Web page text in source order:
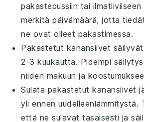
pakastepussiin tai
merkitä päivämäärä, jotta
ne ovat olleet pakastimessa.
Pakastetut kanansiivet
2-3 kuukautta. Pidempi
niiden makuun ja
Sulata pakastetutkanansiivet
yli ennen uudelleenlämmitystä.
että ne sulavat tasaisesti ja